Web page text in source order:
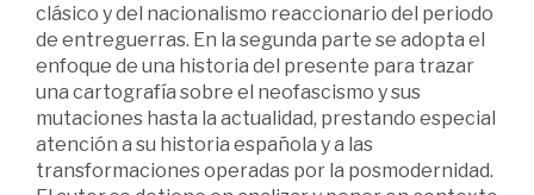
clásico y del nacionalismo reaccionario del periodo
de entreguerras. En la segunda parte se adopta el
enfoque de una historia del presente para trazar
una cartografía sobre el neofascismo y sus
mutaciones hasta la actualidad, prestando especial
atención a su historia española y a las
transformaciones operadas por la posmodernidad.